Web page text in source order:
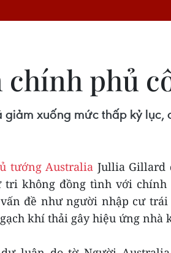
phủ
xuống mức thấp kỷ
tướng Australia Jullia Gillard
không đồng tình với chính
đề như người nhập cư trái
khí thải gây hiệu ứng nhà